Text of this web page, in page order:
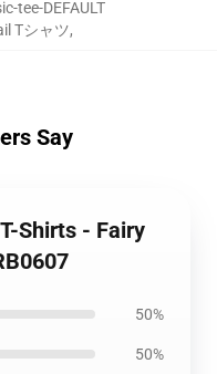
tee-DEFAULT
Tシャツ,
Say
Shirts - Fairy
50%
50%